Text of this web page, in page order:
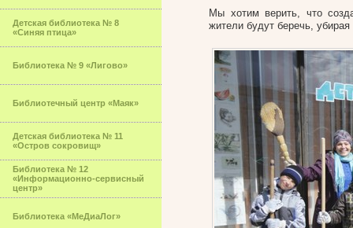
Детская библиотека № 8
«Синяя птица»
Библиотека № 9 «Лигово»
Библиотечный центр «Маяк»
Детская библиотека № 11
«Остров сокровищ»
Библиотека № 12
«Информационно-сервисный
центр»
Библиотека «МеДиаЛог»
Мы хотим верить, что
жители будут беречь,